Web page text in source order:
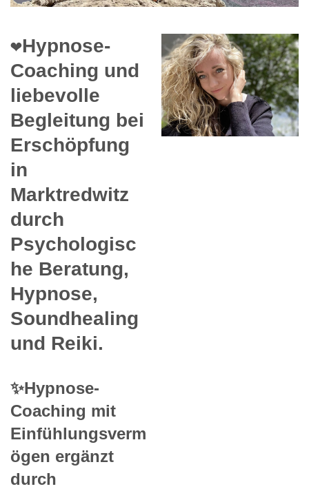
❤️Hypnose-
Coaching und
liebevolle
Begleitung bei
Erschöpfung
in
Marktredwitz
durch
Psychologisc
he Beratung,
Hypnose,
Soundhealing
und Reiki.
✨Hypnose-
Coaching mit
Einfühlungsverm
ögen ergänzt
durch